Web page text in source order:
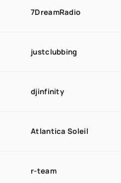
7DreamRadio
justclubbing
djinfinity
Atlantica Soleil
r-team